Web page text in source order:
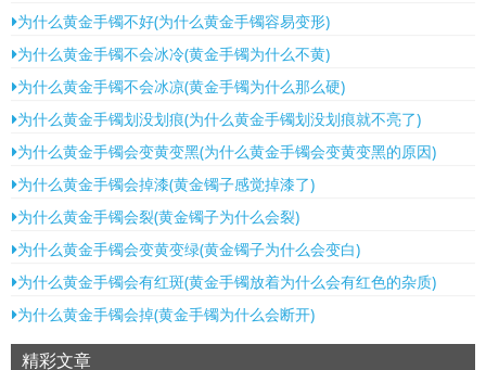
为什么黄金手镯不好(为什么黄金手镯容易变形)
为什么黄金手镯不会冰冷(黄金手镯为什么不黄)
为什么黄金手镯不会冰凉(黄金手镯为什么那么硬)
为什么黄金手镯划没划痕(为什么黄金手镯划没划痕就不亮了)
为什么黄金手镯会变黄变黑(为什么黄金手镯会变黄变黑的原因)
为什么黄金手镯会掉漆(黄金镯子感觉掉漆了)
为什么黄金手镯会裂(黄金镯子为什么会裂)
为什么黄金手镯会变黄变绿(黄金镯子为什么会变白)
为什么黄金手镯会有红斑(黄金手镯放着为什么会有红色的杂质)
为什么黄金手镯会掉(黄金手镯为什么会断开)
精彩文章